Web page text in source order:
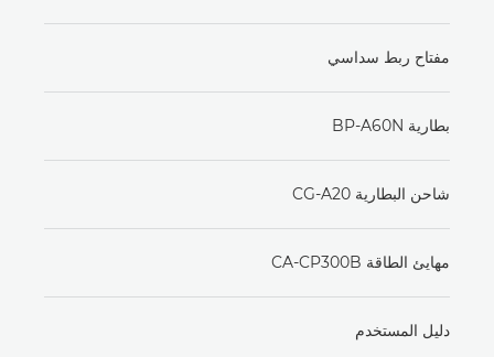
مفتاح ربط سداسي
بطارية BP-A60N
شاحن البطارية CG-A20
مهايئ الطاقة CA-CP300B
دليل المستخدم